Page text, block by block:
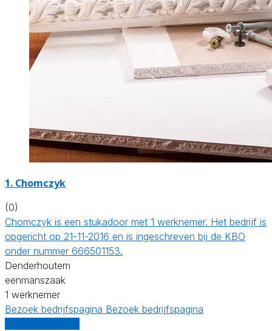
1. Chomczyk
(0)
Chomczyk is een stukadoor met 1 werknemer. Het bedrijf is
opgericht op 21-11-2016 en is ingeschreven bij de KBO
onder nummer 666501153.
Denderhoutem
eenmanszaak
1 werknemer
Bezoek bedrijfspagina Bezoek bedrijfspagina